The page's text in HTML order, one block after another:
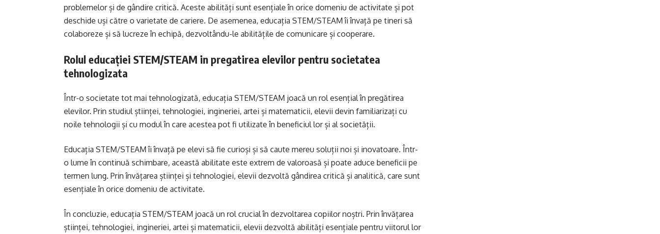
problemelor și de gândire critică. Aceste abilități sunt esențiale în orice domeniu de activitate și pot
deschide uși către o varietate de cariere. De asemenea, educația STEM/STEAM îi învață pe tineri să
colaboreze și să lucreze în echipă, dezvoltându-le abilitățile de comunicare și cooperare.
Rolul educației STEM/STEAM in pregatirea elevilor pentru societatea
tehnologizata
Într-o societate tot mai tehnologizată, educația STEM/STEAM joacă un rol esențial în pregătirea
elevilor. Prin studiul științei, tehnologiei, ingineriei, artei și matematicii, elevii devin familiarizați cu
noile tehnologii și cu modul în care acestea pot fi utilizate în beneficiul lor și al societății.
Educația STEM/STEAM îi învață pe elevi să fie curioși și să caute mereu soluții noi și inovatoare. Într-
o lume în continuă schimbare, această abilitate este extrem de valoroasă și poate aduce beneficii pe
termen lung. Prin învățarea științei și tehnologiei, elevii dezvoltă gândirea critică și analitică, care sunt
esențiale în orice domeniu de activitate.
În concluzie, educația STEM/STEAM joacă un rol crucial în dezvoltarea copiilor noștri. Prin învățarea
științei, tehnologiei, ingineriei, artei și matematicii, elevii dezvoltă abilități esențiale pentru viitorul lor